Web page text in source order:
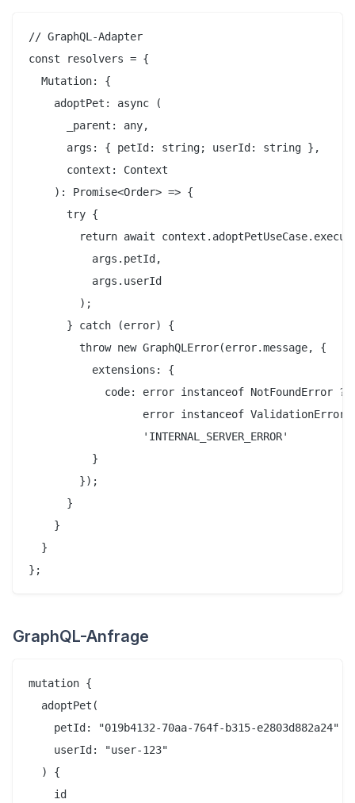
// GraphQL-Adapter
const resolvers = {
  Mutation: {
    adoptPet: async (
      _parent: any,
      args: { petId: string; userId: string },
      context: Context
    ): Promise<Order> => {
      try {
return await
          args.petId,
          args.userId
        );
      } catch (error) {
        throw new GraphQLError(error.message, {
          extensions: {
code: error instanceof NotFoundError ?
error instanceof ValidationError
                  'INTERNAL_SERVER_ERROR'
          }
        });
      }
    }
  }
GraphQL-Anfrage
mutation {
  adoptPet(
    petId: "019b4132-70aa-764f-b315-e2803d882a24"
    userId: "user-123"
  ) {
    id